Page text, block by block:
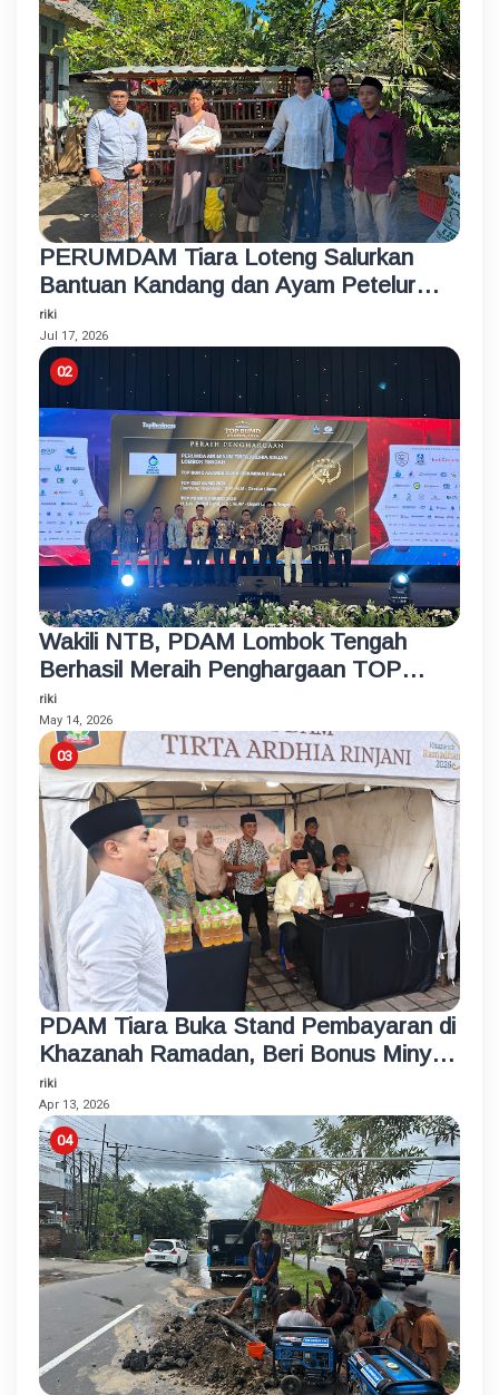
PERUMDAM Tiara Loteng Salurkan
Bantuan Kandang dan Ayam Petelur
Rumahan untuk Santri Korban
Kebakaran
riki
Jul 17, 2026
Wakili NTB, PDAM Lombok Tengah
Berhasil Meraih Penghargaan TOP
BUMD Bintang 4 Tahun 2026
riki
May 14, 2026
PDAM Tiara Buka Stand Pembayaran di
Khazanah Ramadan, Beri Bonus Minyak
Goreng
riki
Apr 13, 2026